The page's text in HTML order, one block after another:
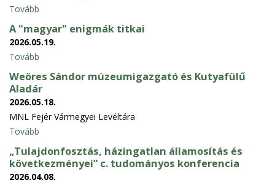
Tovább
A "magyar" enigmák titkai
2026.05.19.
Tovább
Weöres Sándor múzeumigazgató és Kutyafülű
Aladár
2026.05.18.
MNL Fejér Vármegyei Levéltára
Tovább
„Tulajdonfosztás, házingatlan államosítás és
következményei” c. tudományos konferencia
2026.04.08.